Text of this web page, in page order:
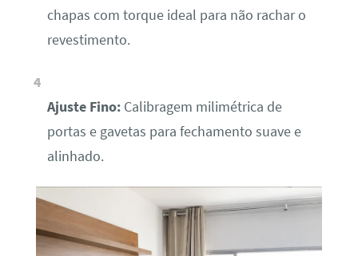
chapas com torque ideal para não rachar o
revestimento.
Ajuste Fino:Calibragem milimétrica de
portas e gavetas para fechamento suave e
alinhado.